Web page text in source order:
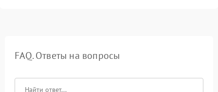
FAQ. Ответы на вопросы